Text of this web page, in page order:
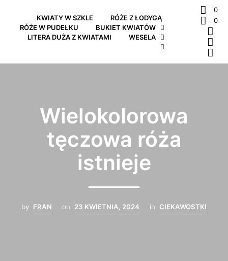
KWIATY W SZKLE
RÓŻE Z ŁODYGĄ
RÓŻE W PUDEŁKU
BUKIET KWIATÓW
LITERA DUŻA Z KWIATAMI
WESELA
0
0
Wielokolorowa
tęczowa róża
istnieje
by FRAN on 23 KWIETNIA, 2024 in CIEKAWOSTKI